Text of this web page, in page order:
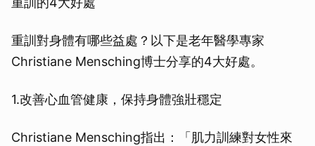
重訓對身體有哪些益處？以下是老年醫學專家
Christiane Mensching博士分享的4大好處。
1.改善心血管健康，保持身體強壯穩定
Christiane Mensching指出：「肌力訓練對女性來